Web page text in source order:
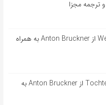
آهنگ آلمانی Wer wir sind از Anton Bruckner به همراه
آهنگ آلمانی Tochterkomplex از Anton Bruckner به